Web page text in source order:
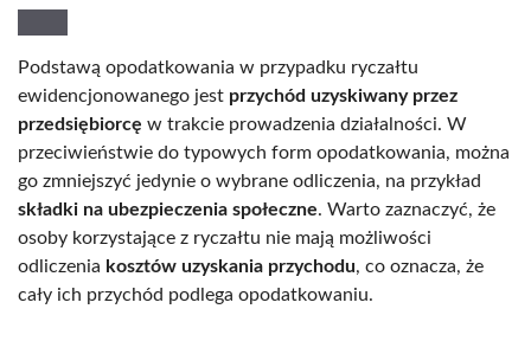
Podstawą opodatkowania w przypadku ryczałtu
ewidencjonowanego jest przychód uzyskiwany przez
przedsiębiorcę w trakcie prowadzenia działalności. W
przeciwieństwie do typowych form opodatkowania, można
go zmniejszyć jedynie o wybrane odliczenia, na przykład
składki na ubezpieczenia społeczne. Warto zaznaczyć, że
osoby korzystające z ryczałtu nie mają możliwości
odliczenia kosztów uzyskania przychodu, co oznacza, że
cały ich przychód podlega opodatkowaniu.